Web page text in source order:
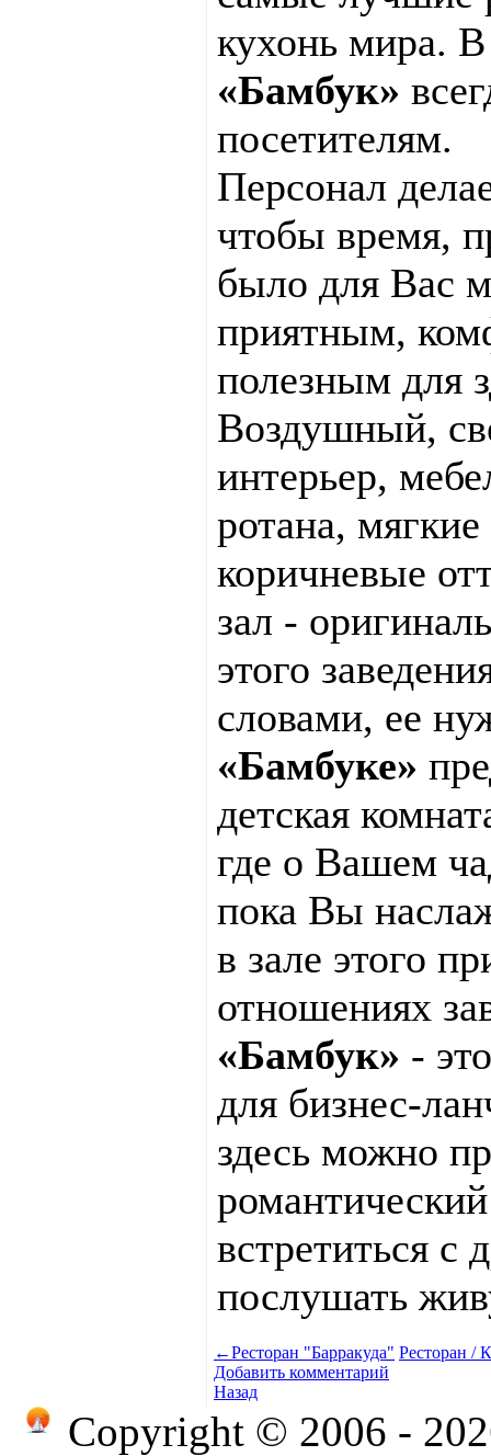
кухонь мира.
«Бамбук»
посетителям.
Персонал
чтобы время,
было для Вас
приятным,
полезным для
Воздушный,
интерьер,
ротана,
коричневые
зал -
этого
словами, ее
«Бамбуке»
детская
где о Вашем
пока Вы
в зале этого
отношениях
«Бамбук» -
для бизнес-
здесь можно
встретиться с
послушать
←Ресторан "Барракуда" Ресторан /
Добавить комментарий
Назад
Copyright © 2006 -